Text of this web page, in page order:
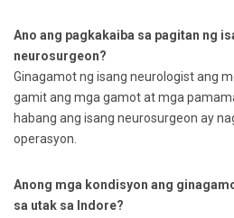
Ano ang pagkakaiba sa pagitan ng
neurosurgeon?
Ginagamot ng isang neurologist ang
gamit ang mga gamot at mga
habang ang isang neurosurgeon ay
operasyon.
Anong mga kondisyon ang
sa utak sa Indore?